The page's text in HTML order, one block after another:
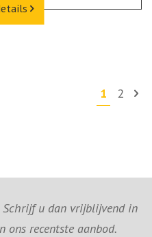
1 2
u dan vrijblijvend in
ons recentste aanbod.